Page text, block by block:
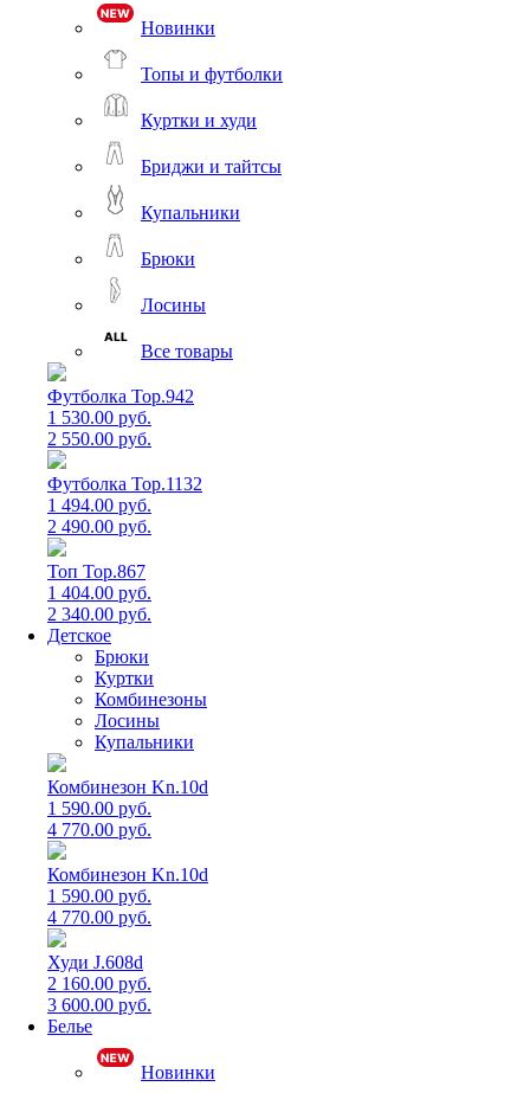
Новинки
Топы и футболки
Куртки и худи
Бриджи и тайтсы
Купальники
Брюки
Лосины
Все товары
Футболка Top.942
1 530.00 руб.
2 550.00 руб.
Футболка Top.1132
1 494.00 руб.
2 490.00 руб.
Топ Top.867
1 404.00 руб.
2 340.00 руб.
Детское
Брюки
Куртки
Комбинезоны
Лосины
Купальники
Комбинезон Kn.10d
1 590.00 руб.
4 770.00 руб.
Комбинезон Kn.10d
1 590.00 руб.
4 770.00 руб.
Худи J.608d
2 160.00 руб.
3 600.00 руб.
Белье
Новинки